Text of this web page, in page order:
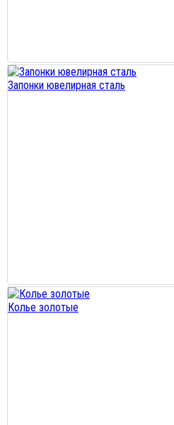
Запонки ювелирная сталь
Колье золотые